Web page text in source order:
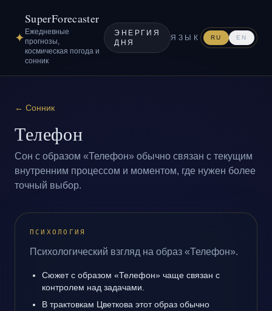
✦
SuperForecaster
Ежедневные
прогнозы,
космическая погода и
сонник
ЭНЕРГИЯ
ДНЯ
ЯЗЫК RU EN
← Сонник
Телефон
Сон с образом «Телефон» обычно связан с текущим
внутренним процессом и моментом, где нужен более
точный выбор.
ПСИХОЛОГИЯ
Психологический взгляд на образ «Телефон».
Сюжет с образом «Телефон» чаще связан с
контролем над задачами.
В трактовкам Цветкова этот образ обычно